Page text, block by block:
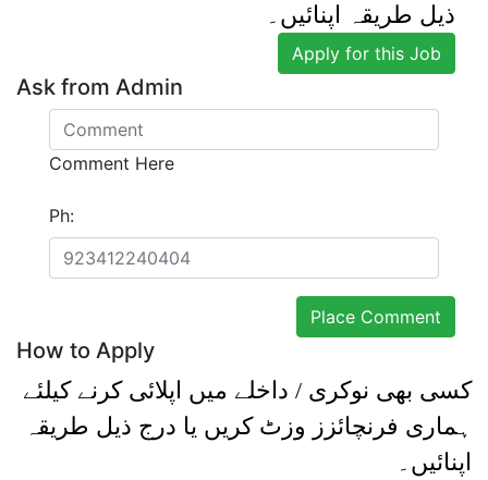
ذیل طریقہ اپنائیں۔
Apply for this Job
Ask from Admin
Comment Here
Ph:
How to Apply
کسی بھی نوکری / داخلے میں اپلائی کرنے کیلئے
ہماری فرنچائزز وزٹ کریں یا درج ذیل طریقہ
اپنائیں۔